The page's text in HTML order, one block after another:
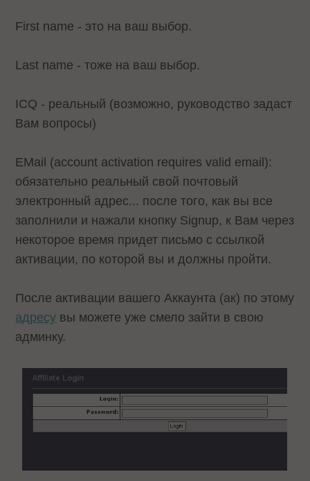
First name - это на ваш выбор.
Last name - тоже на ваш выбор.
ICQ - реальный (возможно, руководство задаст
Вам вопросы)
EMail (account activation requires valid email):
обязательно реальный свой почтовый
электронный адрес... после того, как вы все
заполнили и нажали кнопку Signup, к Вам через
некоторое время придет письмо с ссылкой
активации, по которой вы и должны пройти.
После активации вашего Аккаунта (ак) по этому
адресу вы можете уже смело зайти в свою
админку.